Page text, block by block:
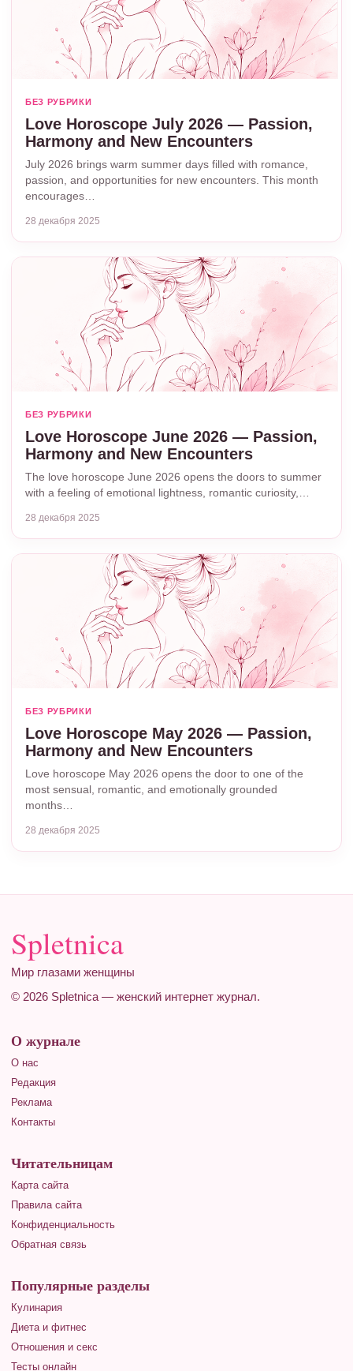
БЕЗ РУБРИКИ
Love Horoscope July 2026 — Passion,
Harmony and New Encounters
July 2026 brings warm summer days filled with romance,
passion, and opportunities for new encounters. This month
encourages…
28 декабря 2025
БЕЗ РУБРИКИ
Love Horoscope June 2026 — Passion,
Harmony and New Encounters
The love horoscope June 2026 opens the doors to summer
with a feeling of emotional lightness, romantic curiosity,…
28 декабря 2025
БЕЗ РУБРИКИ
Love Horoscope May 2026 — Passion,
Harmony and New Encounters
Love horoscope May 2026 opens the door to one of the
most sensual, romantic, and emotionally grounded
months…
28 декабря 2025
Spletnica
Мир глазами женщины
© 2026 Spletnica — женский интернет журнал.
О журнале
О нас
Редакция
Реклама
Контакты
Читательницам
Карта сайта
Правила сайта
Конфиденциальность
Обратная связь
Популярные разделы
Кулинария
Диета и фитнес
Отношения и секс
Тесты онлайн